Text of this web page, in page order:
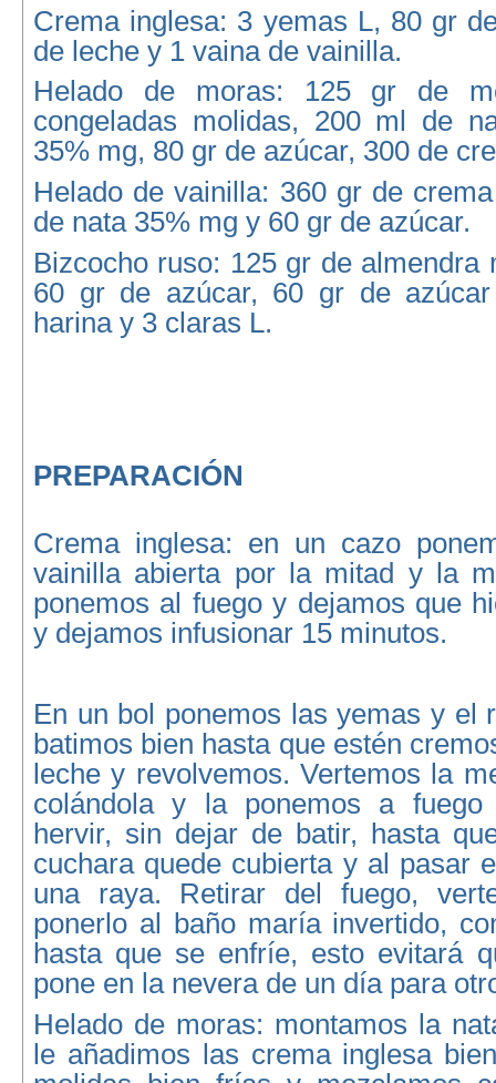
Crema inglesa: 3 yemas L, 80 gr
de leche y 1 vaina de vainilla.
Helado de moras: 125 gr de
congeladas molidas, 200 ml de
35% mg, 80 gr de azúcar, 300 de
Helado de vainilla: 360 gr de
de nata 35% mg y 60 gr de azúcar.
Bizcocho ruso: 125 gr de almendra
60 gr de azúcar, 60 gr de
harina y 3 claras L.
PREPARACIÓN
Crema inglesa: en un cazo
vainilla abierta por la mitad y la
ponemos al fuego y dejamos que
y dejamos infusionar 15 minutos.
En un bol ponemos las yemas y el
batimos bien hasta que estén
leche y revolvemos. Vertemos la
colándola y la ponemos a
hervir, sin dejar de batir, hasta
cuchara quede cubierta y al pasar
una raya. Retirar del fuego,
ponerlo al baño maría invertido,
hasta que se enfríe, esto evitará
pone en la nevera de un día para
Helado de moras: montamos la
le añadimos las crema inglesa